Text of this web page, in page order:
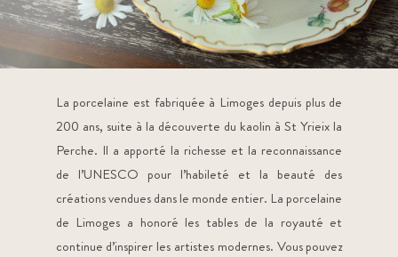
La porcelaine est fabriquée à Limoges depuis plus de
200 ans, suite à la découverte du kaolin à St Yrieix la
Perche. Il a apporté la richesse et la reconnaissance
de l’UNESCO pour l’habileté et la beauté des
créations vendues dans le monde entier. La porcelaine
de Limoges a honoré les tables de la royauté et
continue d’inspirer les artistes modernes. Vous pouvez